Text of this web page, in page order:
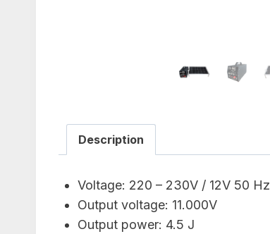
Description
Voltage: 220 – 230V / 12V 50 Hz
Output voltage: 11.000V
Output power: 4.5 J